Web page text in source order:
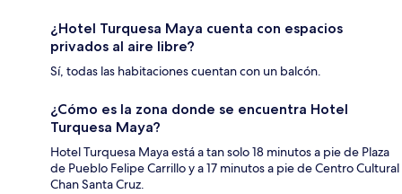
¿Hotel Turquesa Maya cuenta con espacios
privados al aire libre?
Sí, todas las habitaciones cuentan con un balcón.
¿Cómo es la zona donde se encuentra Hotel
Turquesa Maya?
Hotel Turquesa Maya está a tan solo 18 minutos a pie de Plaza
de Pueblo Felipe Carrillo y a 17 minutos a pie de Centro Cultural
Chan Santa Cruz.